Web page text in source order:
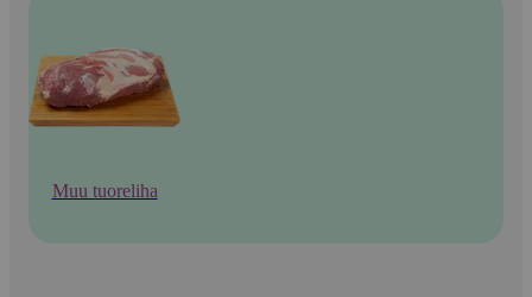
Muu tuoreliha